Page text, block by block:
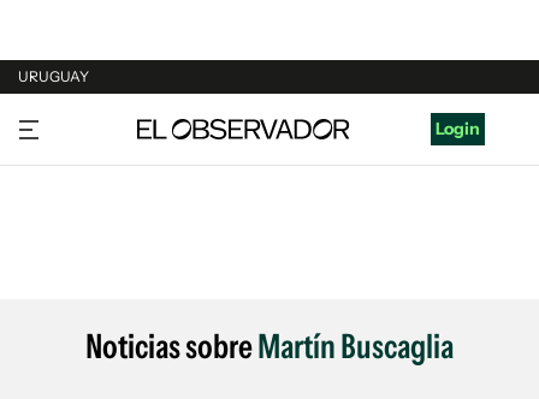
URUGUAY
URUGUAY
ARGENTINA
Login
Noticias sobreMartín Buscaglia